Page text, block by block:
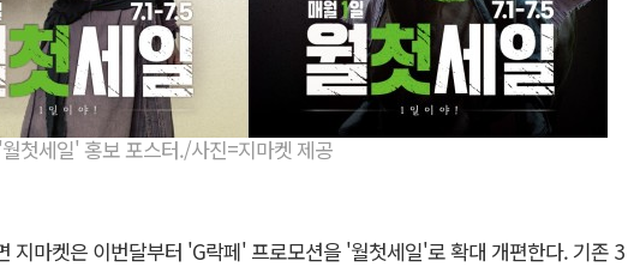
첫세일' 홍보 포스터./사진=지마켓 제공
지마켓은 이번달부터 'G락페' 프로모션을 '월첫세일'로 확대 개편한다. 기존 3